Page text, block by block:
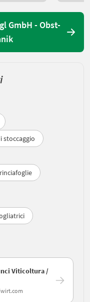
GmbH - Obst-
stoccaggio
Viticoltura /